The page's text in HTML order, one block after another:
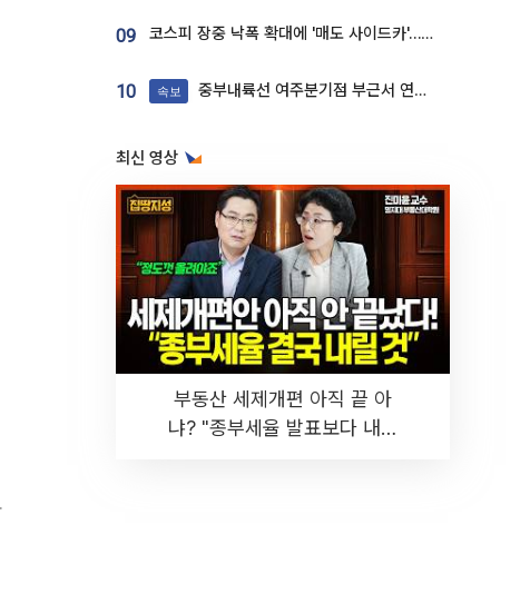
09 코스피 장중 낙폭 확대에 '매도 사이드카'…외인 2.8조'팔자'· 개인 3.1조 '사자'
10 속보 중부내륙선 여주분기점 부근서 연이은 추돌사고 발생
최신 영상
부동산 세제개편 아직 끝 아
냐? "종부세율 발표보다 내릴